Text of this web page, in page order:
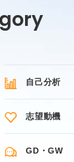
自己分析
志望動機
GD・GW